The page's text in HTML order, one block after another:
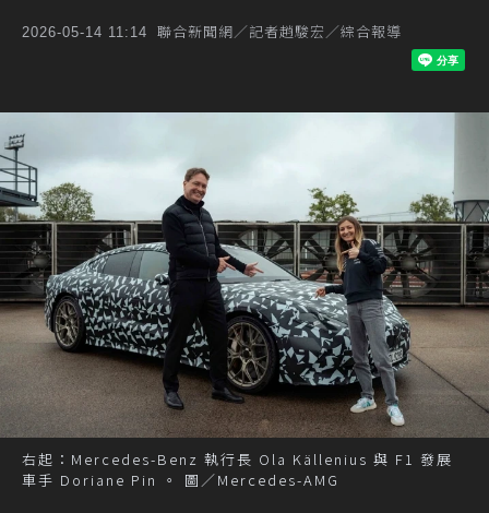
2026-05-14 11:14 聯合新聞網／記者趙駿宏／綜合報導
右起：Mercedes-Benz 執行長 Ola Källenius 與 F1 發展
車手 Doriane Pin 。 圖／Mercedes-AMG